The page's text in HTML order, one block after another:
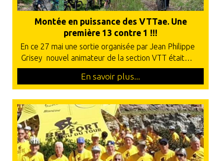
Montée en puissance des VTTae. Une
première 13 contre 1 !!!
En ce 27 mai une sortie organisée par Jean Philippe
Grisey nouvel animateur de la section VTT était…
En savoir plus...